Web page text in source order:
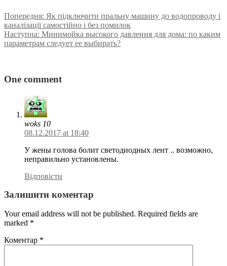
Попередня: Як підключити пральну машину до водопроводу і
каналізації самостійно і без помилок
Наступна: Минимойка высокого давления для дома: по каким
параметрам следует ее выбирать?
One comment
woks 10
08.12.2017 at 18:40
У жены голова болит светодиодных лент .. возможно,
неправильно установлены.
Відповісти
Залишити коментар
Your email address will not be published. Required fields are
marked *
Коментар *